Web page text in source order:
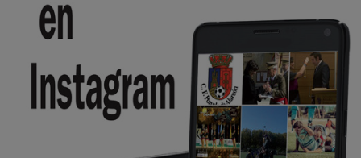
Pozuelo de Alarcón
🔴 EXCLUSIVA | El comisario de la …